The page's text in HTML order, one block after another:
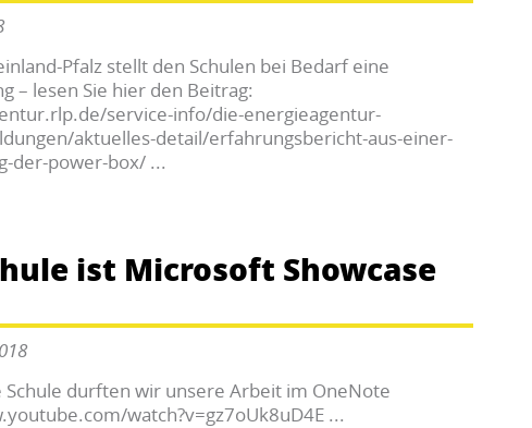
Pfalz stellt den Schulen bei Bedarf eine
– lesen Sie hier den Beitrag:
service-info/die-energieagentur-
aktuelles-detail/erfahrungsbericht-aus-einer-
der-power-box/ ...
ist Microsoft Showcase
Schule durften wir unsere Arbeit im OneNote
watch?v=gz7oUk8uD4E ...